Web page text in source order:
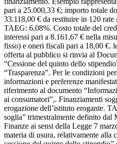
pari a 25.000,33 €; importo totale
33.118,00 € da restituire in 120 rate
TAEG: 6,08%. Costo totale del
interessi pari a 8.161,67 € nella
fisso) e oneri fiscali pari a 18,00 €.
offerta al pubblico si rinvia al
“Cessione del quinto dello
“Trasparenza”. Per le condizioni
informazioni e preferenze
riferimento al documento
ai consumatori”,. Finanziamenti
erogazione dell’istituto erogante.
soglia” trimestralmente definito dal
Finanze ai sensi della Legge 7
materia di usura, relativamente alla